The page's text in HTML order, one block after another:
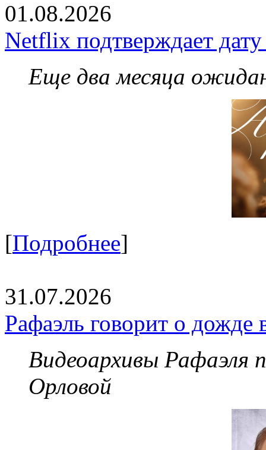
01.08.2026
Netflix подтверждает
Еще два месяца
[Подробнее]
31.07.2026
Рафаэль говорит о дожде
Видеоархивы Рафаэля
Орловой